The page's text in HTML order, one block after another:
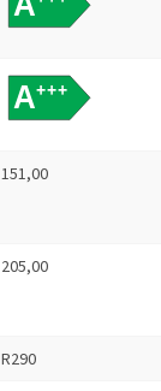
151,00
205,00
R290